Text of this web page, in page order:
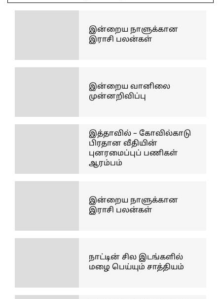
இன்றைய நாளுக்கான
இராசி பலன்கள்
இன்றைய வானிலை
முன்னறிவிப்பு
இத்தாவில் – கோவில்காடு
பிரதான வீதியின்
புனரமைப்புப் பணிகள்
ஆரம்பம்
இன்றைய நாளுக்கான
இராசி பலன்கள்
நாட்டின் சில இடங்களில்
மழை பெய்யும் சாத்தியம்